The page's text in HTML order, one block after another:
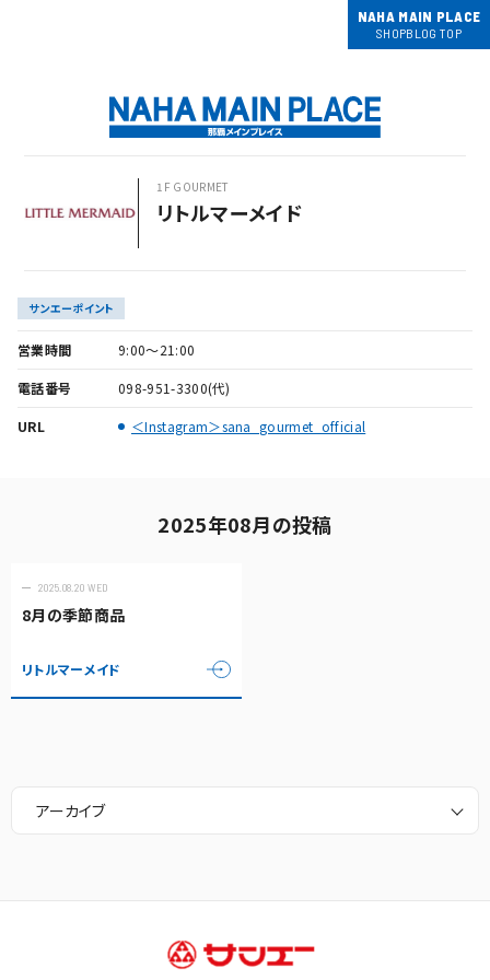
NAHA MAIN PLACE
SHOPBLOG TOP
1F GOURMET
リトルマーメイド
サンエーポイント
営業時間 9:00～21:00
電話番号 098-951-3300(代)
URL ＜Instagram＞sana_gourmet_official
2025年08月の投稿
2025.08.20 WED
8月の季節商品
リトルマーメイド
アーカイブ